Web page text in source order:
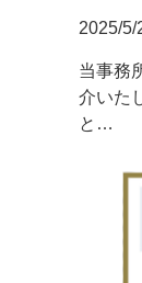
2025/5/
当事務
介いた
と…